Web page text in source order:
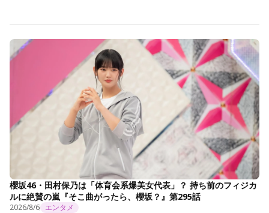
櫻坂46・田村保乃は「体育会系爆美女代表」？ 持ち前のフィジカ
ルに絶賛の嵐『そこ曲がったら、櫻坂？』第295話
2026/8/6 エンタメ